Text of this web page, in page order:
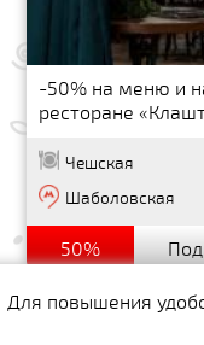
-50% на меню и
ресторане
Чешская
Шаболовская
50%
Для повышения